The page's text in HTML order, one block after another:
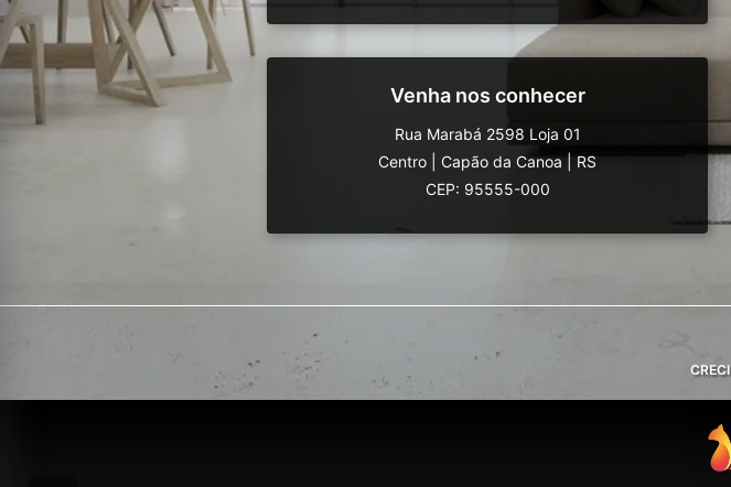
Venha nos conhecer
Rua Marabá 2598 Loja 01
Centro
Capão da Canoa
RS
CEP: 95555-000
CRECI